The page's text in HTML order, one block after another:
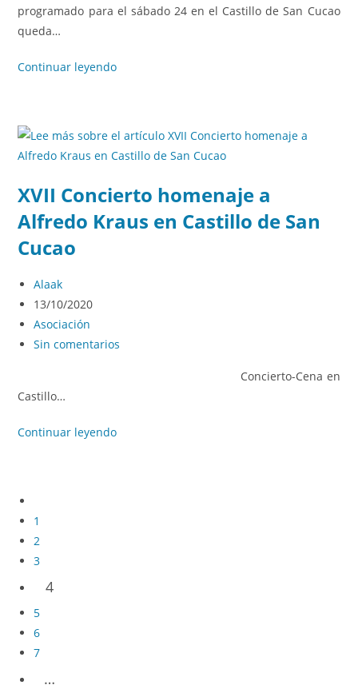
programado para el sábado 24 en el Castillo de San Cucao
queda…
Continuar leyendo
XVII Concierto homenaje a
Alfredo Kraus en Castillo de San
Cucao
Alaak
13/10/2020
Asociación
Sin comentarios
Concierto-Cena en
Castillo…
Continuar leyendo
1
2
3
4
5
6
7
…